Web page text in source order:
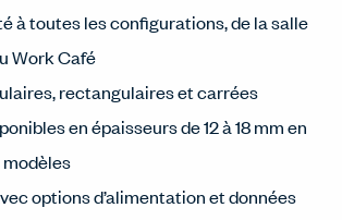
à toutes les configurations, de la salle
Work Café
rectangulaires et carrées
en épaisseurs de 12 à 18 mm en
options d’alimentation et données